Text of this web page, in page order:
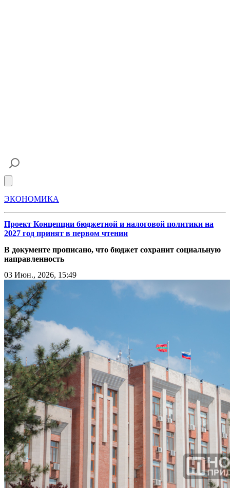
ЭКОНОМИКА
Проект Концепции бюджетной и налоговой политики на
2027 год принят в первом чтении
В документе прописано, что бюджет сохранит социальную
направленность
03 Июн., 2026, 15:49